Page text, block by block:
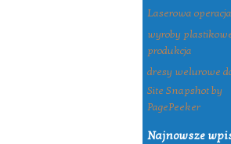
Laserowa
wyroby
produkcja
dresy welurowe
Site Snapshot by
PagePeeker
Najnowsze